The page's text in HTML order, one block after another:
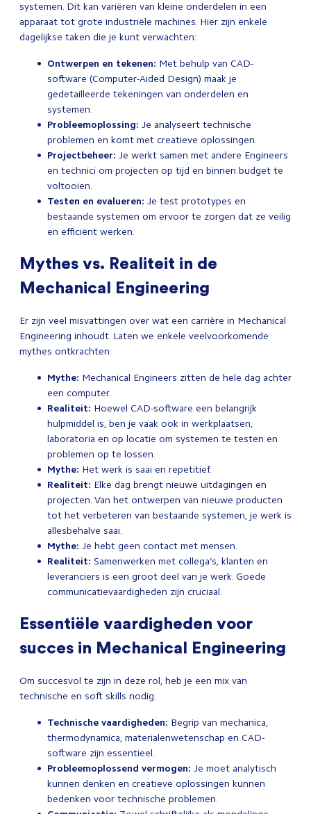
systemen. Dit kan variëren van kleine onderdelen in een
apparaat tot grote industriële machines. Hier zijn enkele
dagelijkse taken die je kunt verwachten:
Ontwerpen en tekenen: Met behulp van CAD-
software (Computer-Aided Design) maak je
gedetailleerde tekeningen van onderdelen en
systemen.
Probleemoplossing: Je analyseert technische
problemen en komt met creatieve oplossingen.
Projectbeheer: Je werkt samen met andere Engineers
en technici om projecten op tijd en binnen budget te
voltooien.
Testen en evalueren: Je test prototypes en
bestaande systemen om ervoor te zorgen dat ze veilig
en efficiënt werken.
Mythes vs. Realiteit in de
Mechanical Engineering
Er zijn veel misvattingen over wat een carrière in Mechanical
Engineering inhoudt. Laten we enkele veelvoorkomende
mythes ontkrachten:
Mythe: Mechanical Engineers zitten de hele dag achter
een computer.
Realiteit: Hoewel CAD-software een belangrijk
hulpmiddel is, ben je vaak ook in werkplaatsen,
laboratoria en op locatie om systemen te testen en
problemen op te lossen.
Mythe: Het werk is saai en repetitief.
Realiteit: Elke dag brengt nieuwe uitdagingen en
projecten. Van het ontwerpen van nieuwe producten
tot het verbeteren van bestaande systemen, je werk is
allesbehalve saai.
Mythe: Je hebt geen contact met mensen.
Realiteit: Samenwerken met collega’s, klanten en
leveranciers is een groot deel van je werk. Goede
communicatievaardigheden zijn cruciaal.
Essentiële vaardigheden voor
succes in Mechanical Engineering
Om succesvol te zijn in deze rol, heb je een mix van
technische en soft skills nodig:
Technische vaardigheden: Begrip van mechanica,
thermodynamica, materialenwetenschap en CAD-
software zijn essentieel.
Probleemoplossend vermogen: Je moet analytisch
kunnen denken en creatieve oplossingen kunnen
bedenken voor technische problemen.